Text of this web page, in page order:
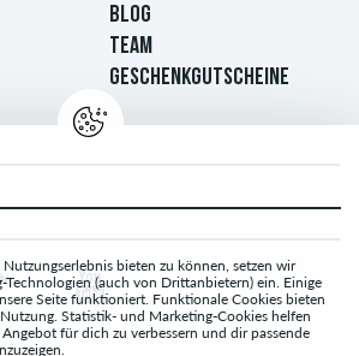
BLOG
TEAM
GESCHENKGUTSCHEINE
bieten zu können, setzen wir
Technologien (auch von Drittanbietern) ein. Einige
Seite funktioniert. Funktionale Cookies bieten
Statistik- und Marketing-Cookies helfen
für dich zu verbessern und dir passende